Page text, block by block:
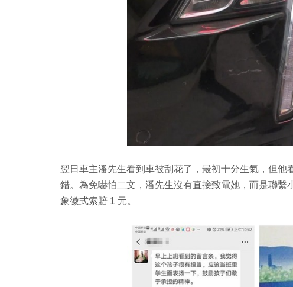
翌日車主潘先生看到車被刮花了，最初十分生氣，但
錯。為免嚇怕二文，潘先生沒有直接致電她，而是聯繫
象徽式索賠 1 元。